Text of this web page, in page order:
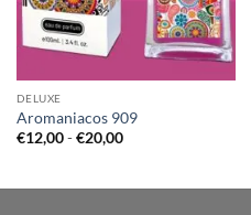
DELUXE
Aromaniacos 909
€12,00 - €20,00Rango
€12,00